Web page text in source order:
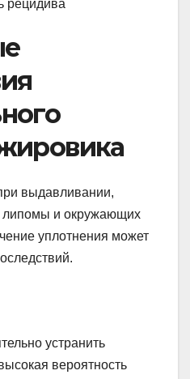
выдавливании,
липомы и окружающих
уплотнения может
устранить
вероятность